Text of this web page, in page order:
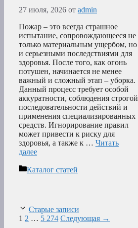
27 июля, 2026 от admin
Пожар – это всегда страшное
испытание, сопровождающееся не
только материальным ущербом, но
и серьезными последствиями для
здоровья. После того, как огонь
потушен, начинается не менее
важный и сложный этап – уборка.
Данный процесс требует особой
аккуратности, соблюдения строгой
последовательности действий и
применения специализированных
средств. Игнорирование правил
может привести к риску для
здоровья, а также к … Читать
далее
Рубрики
Каталог статей
Старые записи
Страница
1 Страница
2 … Страница
5 274 Следующая →